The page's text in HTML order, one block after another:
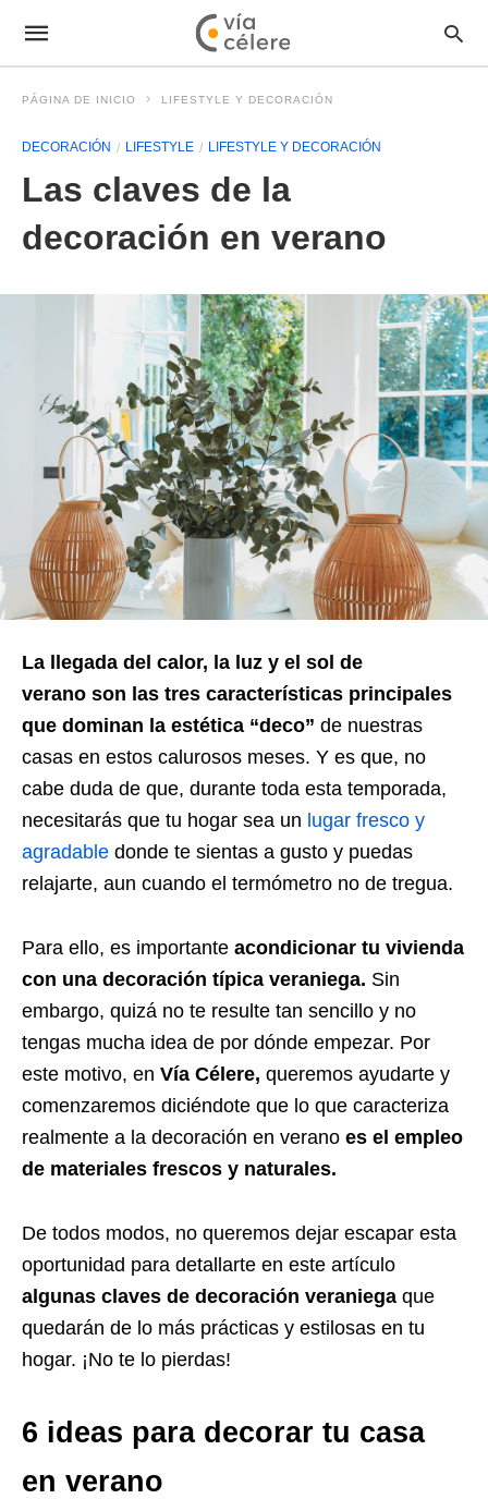
PÁGINA DE INICIO LIFESTYLE Y DECORACIÓN
DECORACIÓN LIFESTYLE LIFESTYLE Y DECORACIÓN
Las claves de la
decoración en verano
La llegada del calor, la luz y el sol de
verano son las tres características principales
que dominan la estética “deco” de nuestras
casas en estos calurosos meses. Y es que, no
cabe duda de que, durante toda esta temporada,
necesitarás que tu hogar sea un lugar fresco y
agradable donde te sientas a gusto y puedas
relajarte, aun cuando el termómetro no de tregua.
Para ello, es importante acondicionar tu vivienda
con una decoración típica veraniega. Sin
embargo, quizá no te resulte tan sencillo y no
tengas mucha idea de por dónde empezar. Por
este motivo, en Vía Célere, queremos ayudarte y
comenzaremos diciéndote que lo que caracteriza
realmente a la decoración en verano es el empleo
de materiales frescos y naturales.
De todos modos, no queremos dejar escapar esta
oportunidad para detallarte en este artículo
algunas claves de decoración veraniega que
quedarán de lo más prácticas y estilosas en tu
hogar. ¡No te lo pierdas!
6 ideas para decorar tu casa
en verano